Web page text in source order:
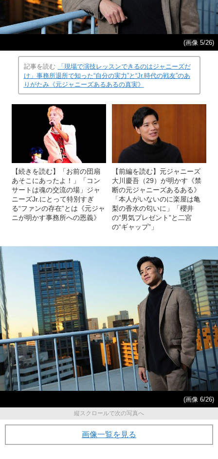
(画像 5/26)
記事を読む
「現場で演技レッスンできるのはジャニーズだ
け」事務所退所で知った“自分の実力”と“Jr.時代の戦友”のあ
りがたみ《元ジャニーズあるあるの真実》
【続きを読む】「お前の団扇
あそこにあったよ！」「コン
サートは魂の交流の場」ジャ
ニーズJr.にとって特別すぎ
る“ファンの存在”とは《元ジャ
ニが明かす事務所への恩義》
【前編を読む】元ジャニーズ
大川慶吾（29）が明かす《禁
断の元ジャニーズあるある》
「本人がいないのに楽屋は亀
梨の香水の匂いに」「櫻井
の“男気プレゼント”と二宮
の“ギャップ”」
(画像 6/26)
縦スクロールで次の写真へ
画像一覧を見る